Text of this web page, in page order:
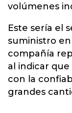
volúmenes
Este sería el
suministro
compañía
al indicar
con la
grandes